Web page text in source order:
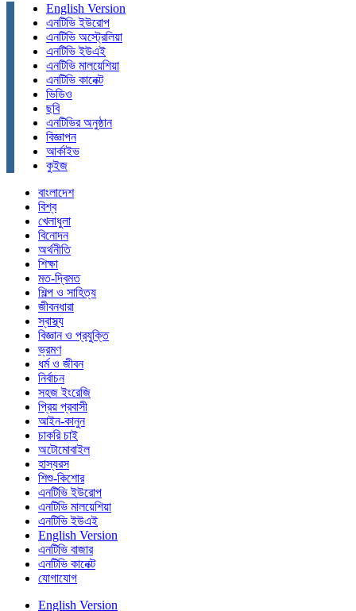
English Version
এনটিভি ইউরোপ
এনটিভি অস্ট্রেলিয়া
এনটিভি ইউএই
এনটিভি মালয়েশিয়া
এনটিভি কানেক্ট
ভিডিও
ছবি
এনটিভির অনুষ্ঠান
বিজ্ঞাপন
আর্কাইভ
কুইজ
বাংলাদেশ
বিশ্ব
খেলাধুলা
বিনোদন
অর্থনীতি
শিক্ষা
মত-দ্বিমত
শিল্প ও সাহিত্য
জীবনধারা
স্বাস্থ্য
বিজ্ঞান ও প্রযুক্তি
ভ্রমণ
ধর্ম ও জীবন
নির্বাচন
সহজ ইংরেজি
প্রিয় প্রবাসী
আইন-কানুন
চাকরি চাই
অটোমোবাইল
হাস্যরস
শিশু-কিশোর
এনটিভি ইউরোপ
এনটিভি মালয়েশিয়া
এনটিভি ইউএই
English Version
এনটিভি বাজার
এনটিভি কানেক্ট
যোগাযোগ
English Version